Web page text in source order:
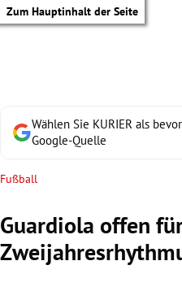
Zum Hauptinhalt der Seite
Wählen Sie KURIER als
Google-Quelle
Fußball
Guardiola offen